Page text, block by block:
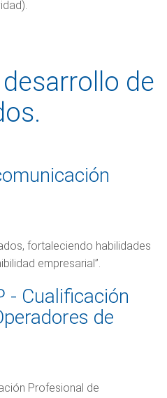
de
fortaleciendo habilidades
empresarial”.
- Cualificación
de
Profesional de